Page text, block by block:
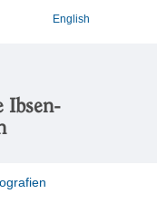
English
Ibsen-